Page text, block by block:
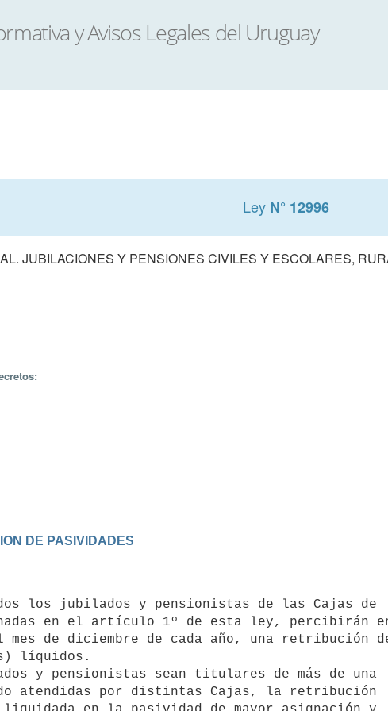
Ley N° 12996
JUBILACIONES Y PENSIONES CIVILES Y ESCOLARES,
DE PASIVIDADES
en el artículo 1º de esta ley, percibirán
mes de diciembre de cada año, una retribución
líquidos.
atendidas por distintas Cajas, la retribución